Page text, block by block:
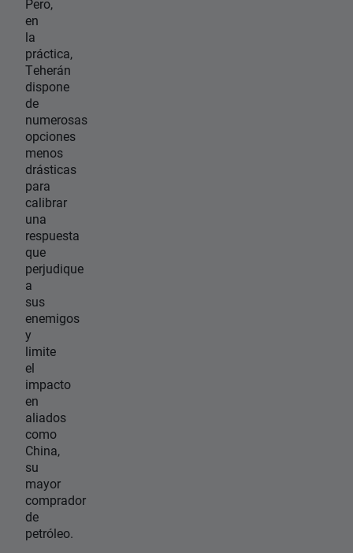
Pero,
en
la
práctica,
Teherán
dispone
de
numerosas
opciones
menos
drásticas
para
calibrar
una
respuesta
que
perjudique
a
sus
enemigos
y
limite
el
impacto
en
aliados
como
China,
su
mayor
comprador
de
petróleo.